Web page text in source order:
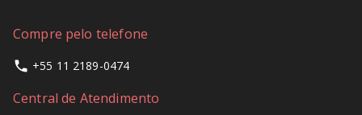
Compre pelo telefone
+55 11 2189-0474
Central de Atendimento